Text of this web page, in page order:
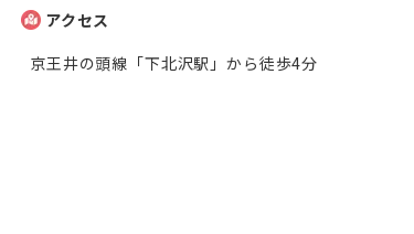
アクセス
京王井の頭線「下北沢駅」から徒歩4分